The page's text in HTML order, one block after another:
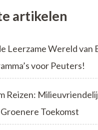
artikelen
Leerzame Wereld van
voor Peuters!
Reizen:
Toekomst